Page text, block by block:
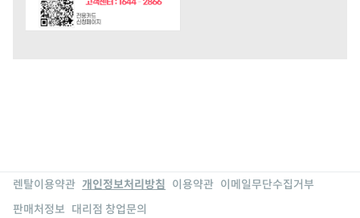
렌탈이용약관 개인정보처리방침 이용약관 이메일무단수집거부
판매처정보 대리점 창업문의